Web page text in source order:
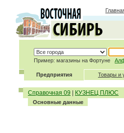
Пример: магазины на Фортуне
Предприятия Товары и
Справочная 09 КУЗНЕЦ ПЛЮС
Основные данные